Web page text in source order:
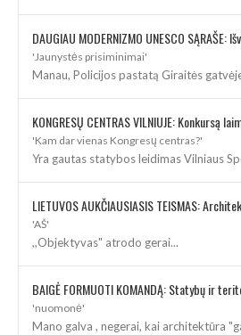
'Jaunystės prisiminimai'
Manau, Policijos pastatą Giraitės
'Kam dar vienas Kongresų centras?'
Yra gautas statybos leidimas Vilniaus
'AŠ'
,,Objektyvas" atrodo gerai...
'nuomonė'
Mano galva , negerai, kai architektūra